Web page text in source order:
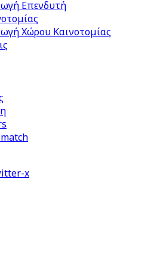
Επενδυτή
Χώρου Καινοτομίας
x